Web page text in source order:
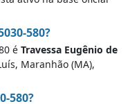
580?
é Travessa Eugênio de
Maranhão (MA),
580?